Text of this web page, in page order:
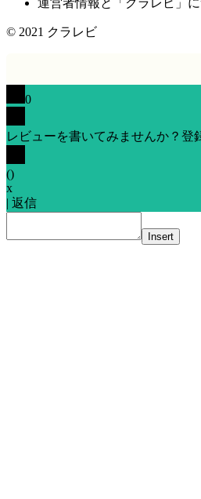
運営者情報と「クラレビ」
© 2021 クラレビ
0
レビューを書いてみませんか？登
()
x
| 返信
Insert